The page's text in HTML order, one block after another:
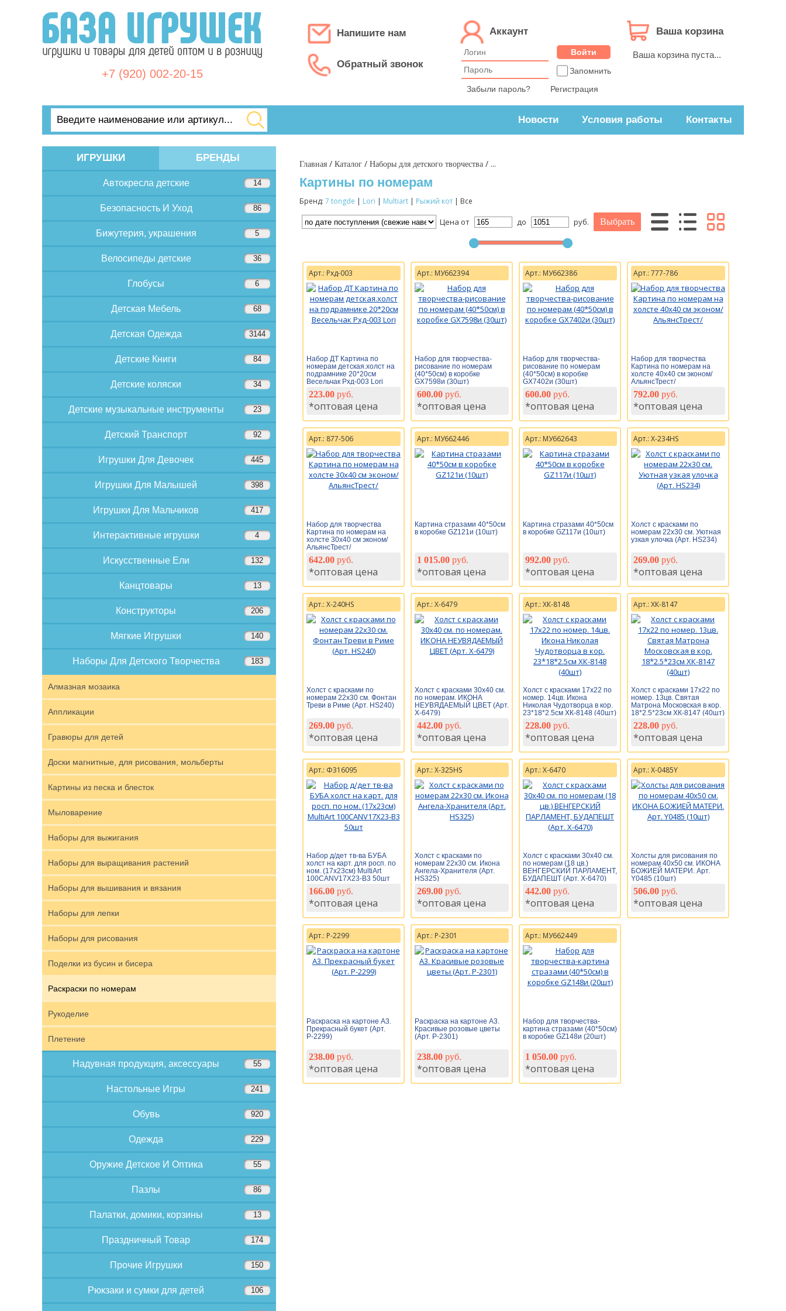
+7 (920) 002-20-15
Ваша корзина
Ваша корзина пуста...
Аккаунт
Запомнить
Забыли пароль?
Регистрация
Напишите нам
Обратный звонок
Новости Условия работы Контакты
ИГРУШКИ БРЕНДЫ
Автокресла детские 14
Безопасность И Уход 86
Бижутерия, украшения 5
Велосипеды детские 36
Глобусы 6
Детская Мебель 68
Детская Одежда 3144
Детские Книги 84
Детские коляски 34
Детские музыкальные инструменты 23
Детский Транспорт 92
Игрушки Для Девочек 445
Игрушки Для Малышей 398
Игрушки Для Мальчиков 417
Интерактивные игрушки 4
Искусственные Ели 132
Канцтовары 13
Конструкторы 206
Мягкие Игрушки 140
Наборы Для Детского Творчества 183
Алмазная мозаика
Аппликации
Гравюры для детей
Доски магнитные, для рисования, мольберты
Картины из песка и блесток
Мыловарение
Наборы для выжигания
Наборы для выращивания растений
Наборы для вышивания и вязания
Наборы для лепки
Наборы для рисования
Поделки из бусин и бисера
Раскраски по номерам
Рукоделие
Плетение
Надувная продукция, аксессуары 55
Настольные Игры 241
Обувь 920
Одежда 229
Оружие Детское И Оптика 55
Пазлы 86
Палатки, домики, корзины 13
Праздничный Товар 174
Прочие Игрушки 150
Рюкзаки и сумки для детей 106
Главная / Каталог / Наборы для детского творчества / ...
Картины по номерам
Бренд: 7 tongde | Lori | Multiart | Рыжий кот | Все
Цена от до руб.
Арт.: Рхд-003
Набор ДТ Картина по
номерам детская.холст на
подрамнике 20*20см
Весельчак Рхд-003 Lori
223.00 руб.
*оптовая цена
Арт.: МУ662394
Набор для творчества-
рисование по номерам
(40*50см) в коробке
GX7598и (30шт)
600.00 руб.
*оптовая цена
Арт.: МУ662386
Набор для творчества-
рисование по номерам
(40*50см) в коробке
GX7402и (30шт)
600.00 руб.
*оптовая цена
Арт.: 777-786
Набор для творчества
Картина по номерам на
холсте 40х40 см эконом/
АльянсТрест/
792.00 руб.
*оптовая цена
Арт.: 877-506
Набор для творчества
Картина по номерам на
холсте 30х40 см эконом/
АльянсТрест/
642.00 руб.
*оптовая цена
Арт.: МУ662446
Картина стразами 40*50см
в коробке GZ121и (10шт)
1 015.00 руб.
*оптовая цена
Арт.: МУ662643
Картина стразами 40*50см
в коробке GZ117и (10шт)
992.00 руб.
*оптовая цена
Арт.: Х-234HS
Холст с красками по
номерам 22х30 см. Уютная
узкая улочка (Арт. HS234)
269.00 руб.
*оптовая цена
Арт.: Х-240HS
Холст с красками по
номерам 22х30 см. Фонтан
Треви в Риме (Арт. HS240)
269.00 руб.
*оптовая цена
Арт.: Х-6479
Холст с красками 30х40 см.
по номерам. ИКОНА
НЕУВЯДАЕМЫЙ ЦВЕТ (Арт.
Х-6479)
442.00 руб.
*оптовая цена
Арт.: ХК-8148
Холст с красками 17х22 по
номер. 14цв. Икона
Николая Чудотворца в кор.
23*18*2.5см ХК-8148 (40шт)
228.00 руб.
*оптовая цена
Арт.: ХК-8147
Холст с красками 17х22 по
номер. 13цв. Святая
Матрона Московская в кор.
18*2.5*23см ХК-8147 (40шт)
228.00 руб.
*оптовая цена
Арт.: Ф316095
Набор д/дет тв-ва БУБА
холст на карт. для росп. по
ном. (17х23см) MultiArt
100CANV17X23-B3 50шт
166.00 руб.
*оптовая цена
Арт.: Х-325HS
Холст с красками по
номерам 22х30 см. Икона
Ангела-Хранителя (Арт.
HS325)
269.00 руб.
*оптовая цена
Арт.: Х-6470
Холст с красками 30х40 см.
по номерам (18 цв.)
ВЕНГЕРСКИЙ ПАРЛАМЕНТ,
БУДАПЕШТ (Арт. Х-6470)
442.00 руб.
*оптовая цена
Арт.: Х-0485Y
Холсты для рисования по
номерам 40х50 см. ИКОНА
БОЖИЕЙ МАТЕРИ. Арт.
Y0485 (10шт)
506.00 руб.
*оптовая цена
Арт.: Р-2299
Раскраска на картоне А3.
Прекрасный букет (Арт.
Р-2299)
238.00 руб.
*оптовая цена
Арт.: Р-2301
Раскраска на картоне А3.
Красивые розовые цветы
(Арт. Р-2301)
238.00 руб.
*оптовая цена
Арт.: МУ662449
Набор для творчества-
картина стразами (40*50см)
в коробке GZ148и (20шт)
1 050.00 руб.
*оптовая цена